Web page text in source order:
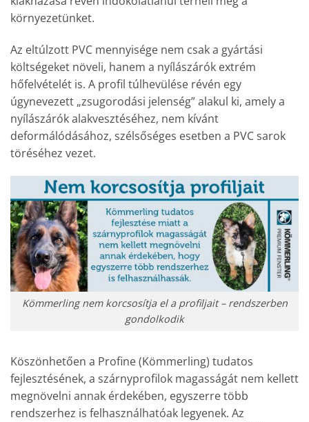
környezetünket.
Az eltúlzott PVC mennyisége nem csak a gyártási
költségeket növeli, hanem a nyílászárók extrém
hőfelvételét is. A profil túlhevülése révén egy
úgynevezett „zsugorodási jelenség” alakul ki, amely a
nyílászárók alakvesztéséhez, nem kívánt
deformálódásához, szélsőséges esetben a PVC sarok
töréséhez vezet.
Kömmerling nem korcsosítja el a profiljait – rendszerben
gondolkodik
Köszönhetően a Profine (Kömmerling) tudatos
fejlesztésének, a szárnyprofilok magasságát nem kellett
megnövelni annak érdekében, egyszerre több
rendszerhez is felhasználhatóak legyenek. Az